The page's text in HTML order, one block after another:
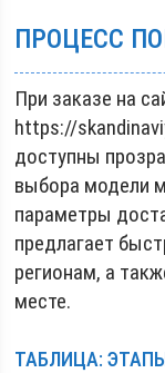
ПРОЦЕСС
При заказе на
https://
доступны
выбора модели
параметры
предлагает
регионам, а
месте.
ТАБЛИЦА: